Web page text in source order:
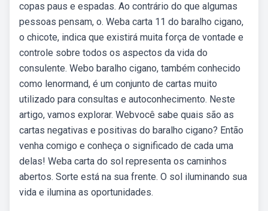
copas paus e espadas. Ao contrário do que algumas
pessoas pensam, o. Weba carta 11 do baralho cigano,
o chicote, indica que existirá muita força de vontade e
controle sobre todos os aspectos da vida do
consulente. Webo baralho cigano, também conhecido
como lenormand, é um conjunto de cartas muito
utilizado para consultas e autoconhecimento. Neste
artigo, vamos explorar. Webvocê sabe quais são as
cartas negativas e positivas do baralho cigano? Então
venha comigo e conheça o significado de cada uma
delas! Weba carta do sol representa os caminhos
abertos. Sorte está na sua frente. O sol iluminando sua
vida e ilumina as oportunidades.